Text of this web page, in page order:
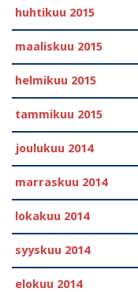
huhtikuu 2015
maaliskuu 2015
helmikuu 2015
tammikuu 2015
joulukuu 2014
marraskuu 2014
lokakuu 2014
syyskuu 2014
elokuu 2014